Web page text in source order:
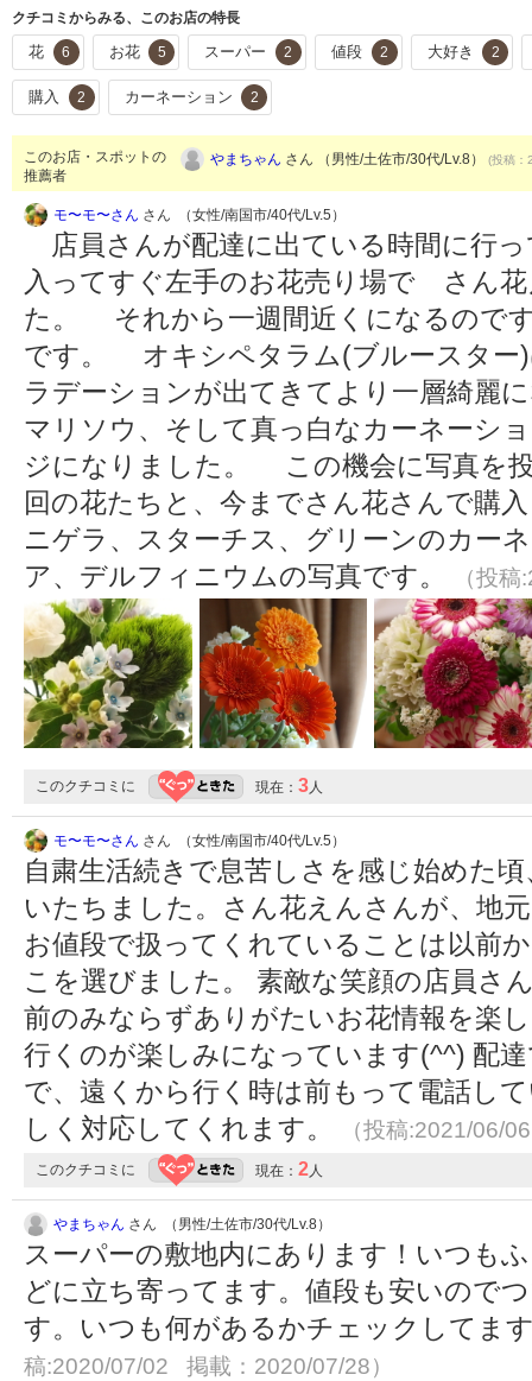
クチコミからみる、このお店の特長
花 6 お花 5 スーパー 2 値段 2 大好き 2
購入 2 カーネーション 2
このお店・スポットの
推薦者
やまちゃん さん （男性/土佐市/30代/Lv.8） (投稿
モ〜モ〜さん さん （女性/南国市/40代/Lv.5）
店員さんが配達に出ている時間に行
入ってすぐ左手のお花売り場で さん
た。 それから一週間近くになるので
です。 オキシペタラム(ブルースター
ラデーションが出てきてより一層綺
マリソウ、そして真っ白なカーネーシ
ジになりました。 この機会に写真を
回の花たちと、今までさん花さんで購
ニゲラ、スターチス、グリーンのカー
ア、デルフィニウムの写真です。
（投
このクチコミに 現在： 3人
モ〜モ〜さん さん （女性/南国市/40代/Lv.5）
自粛生活続きで息苦しさを感じ始めた
いたちました。さん花えんさんが、地
お値段で扱ってくれていることは以前
こを選びました。 素敵な笑顔の店員さ
前のみならずありがたいお花情報を楽
行くのが楽しみになっています(^^) 配
で、遠くから行く時は前もって電話し
しく対応してくれます。
（投稿:2021/06/
このクチコミに 現在： 2人
やまちゃん さん （男性/土佐市/30代/Lv.8）
スーパーの敷地内にあります！いつも
どに立ち寄ってます。値段も安いので
す。いつも何があるかチェックしてま
稿:2020/07/02 掲載：2020/07/28）